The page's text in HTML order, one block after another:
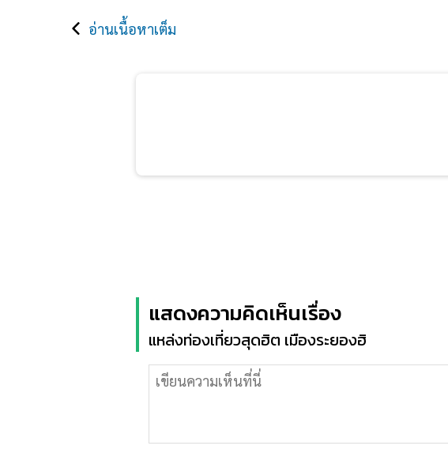
อ่านเนื้อหาเต็ม
แสดงความคิดเห็นเรื่อง
แหล่งท่องเที่ยวสุดฮิต เมืองระยองฮิ